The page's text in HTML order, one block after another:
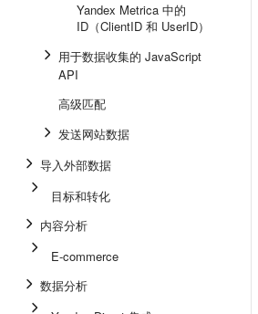
Yandex Metrica 中的
ID（ClientID 和 UserID）
用于数据收集的 JavaScript
API
高级匹配
发送网站数据
导入外部数据
目标和转化
内容分析
E-commerce
数据分析